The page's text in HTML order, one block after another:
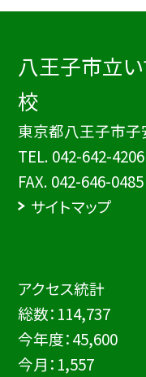
八王子市立
校
東京都八王子市子
TEL. 042-642-4206
FAX. 042-646-0485
サイトマップ
アクセス統計
総数： 114,737
今年度：45,600
今月： 1,557